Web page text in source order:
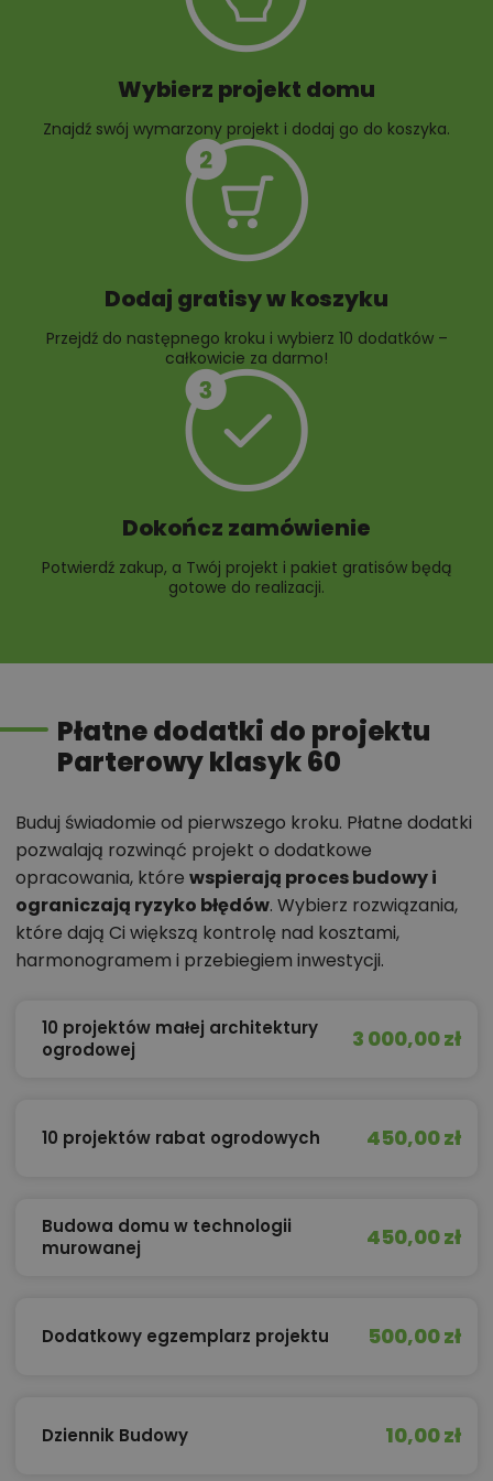
10 projektów rabat
Wybierz projekt domu
Znajdź swój wymarzony projekt i dodaj go do koszyka.
Dodaj gratisy w koszyku
Przejdź do następnego kroku i wybierz 10 dodatków –
całkowicie za darmo!
Dokończ zamówienie
Potwierdź zakup, a Twój projekt i pakiet gratisów będą
gotowe do realizacji.
Płatne dodatki do projektu
Parterowy klasyk 60
Buduj świadomie od pierwszego kroku. Płatne dodatki
pozwalają rozwinąć projekt o dodatkowe
opracowania, które wspierają proces budowy i
ograniczają ryzyko błędów. Wybierz rozwiązania,
które dają Ci większą kontrolę nad kosztami,
harmonogramem i przebiegiem inwestycji.
10 projektów małej architektury
ogrodowej
3 000,00 zł
10 projektów rabat ogrodowych 450,00 zł
Budowa domu w technologii
murowanej
450,00 zł
Dodatkowy egzemplarz projektu 500,00 zł
Dziennik Budowy 10,00 zł